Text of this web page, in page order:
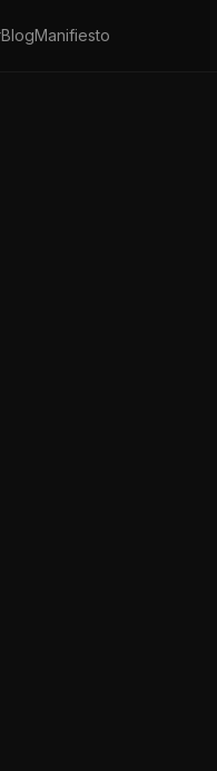
BlogManifiesto